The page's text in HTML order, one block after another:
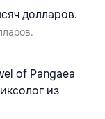
of Pangaea
из